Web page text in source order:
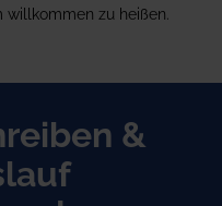
zu heißen.
&